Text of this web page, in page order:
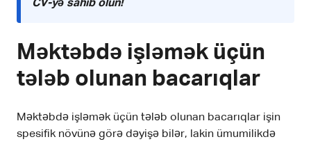
CV-yə sahib olun!
Məktəbdə işləmək üçün
tələb olunan bacarıqlar
Məktəbdə işləmək üçün tələb olunan bacarıqlar işin
spesifik növünə görə dəyişə bilər, lakin ümumilikdə